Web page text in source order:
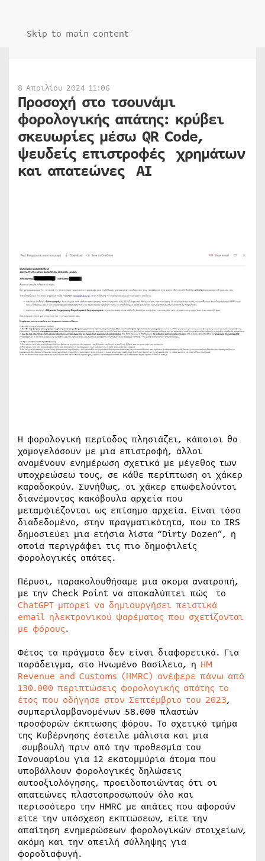
Skip to main content
8 Απριλίου 2024 11:06
Προσοχή στο τσουνάμι
φορολογικής απάτης: κρύβει
σκευωρίες μέσω QR Code,
ψευδείς επιστροφές χρημάτων
και απατεώνες AI
Η φορολογική περίοδος πλησιάζει, κάποιοι θα
χαμογελάσουν με μια επιστροφή, άλλοι
αναμένουν ενημέρωση σχετικά με μέγεθος των
υποχρεώσεω τους, σε κάθε περίπτωση οι χάκερ
καραδοκούν. Συνήθως, οι χάκερ επωφελούνται
διανέμοντας κακόβουλα αρχεία που
μεταμφιέζονται ως επίσημα αρχεία. Είναι τόσο
διαδεδομένο, στην πραγματικότητα, που το IRS
δημοσιεύει μια ετήσια λίστα “Dirty Dozen”, η
οποία περιγράφει τις πιο δημοφιλείς
φορολογικές απάτες.
Πέρυσι, παρακολουθήσαμε μια ακομα ανατροπή,
με την Check Point να αποκαλύπτει πώς το
ChatGPT μπορεί να δημιουργήσει πειστικά
email ηλεκτρονικού ψαρέματος που σχετίζονται
με φόρους.
Φέτος τα πράγματα δεν είναι διαφορετικά. Για
παράδειγμα, στο Ηνωμένο Βασίλειο, η HM
Revenue and Customs (HMRC) ανέφερε πάνω από
130.000 περιπτώσεις φορολογικής απάτης το
έτος που οδήγησε στον Σεπτέμβριο του 2023,
συμπεριλαμβανομένων 58.000 πλαστών
προσφορών έκπτωσης φόρου. Το σχετικό τμήμα
της Κυβέρνησης έστειλε μάλιστα και μια
συμβουλή πριν από την προθεσμία του
Ιανουαρίου για 12 εκατομμύρια άτομα που
υποβάλλουν φορολογικές δηλώσεις
αυτοαξιολόγησης, προειδοποιώντας ότι οι
απατεώνες πλαστοπροσωπούν όλο και
περισσότερο την HMRC με απάτες που αφορούν
είτε την υπόσχεση εκπτώσεων, είτε την
απαίτηση ενημερώσεων φορολογικών στοιχείων,
ακόμη και την απειλή σύλληψης για
φοροδιαφυγή.